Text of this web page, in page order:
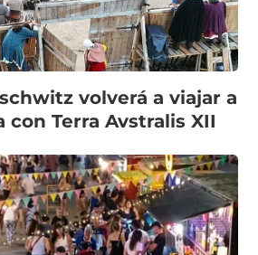
volverá a viajar a
con Terra Avstralis XII